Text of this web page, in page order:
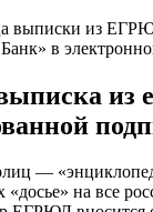
выписки из
в
из
—
на все